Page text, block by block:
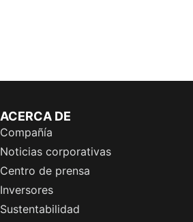
ACERCA DE
Compañía
Noticias corporativas
Centro de prensa
Inversores
Sustentabilidad